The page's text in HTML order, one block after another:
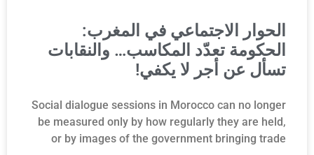
الحوار الاجتماعي في المغرب:
الحكومة تعدّد المكاسب… والنقابات
تسأل عن أجر لا يكفي!
Social dialogue sessions in Morocco can no longer
be measured only by how regularly they are held,
or by images of the government bringing trade